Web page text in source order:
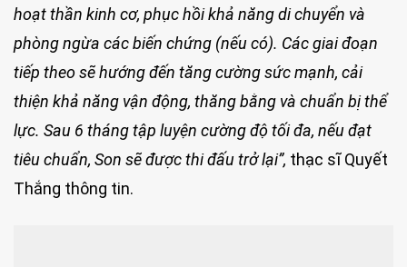
hoạt thần kinh cơ, phục hồi khả năng di chuyển và
phòng ngừa các biến chứng (nếu có). Các giai đoạn
tiếp theo sẽ hướng đến tăng cường sức mạnh, cải
thiện khả năng vận động, thăng bằng và chuẩn bị thể
lực. Sau 6 tháng tập luyện cường độ tối đa, nếu đạt
tiêu chuẩn, Son sẽ được thi đấu trở lại”, thạc sĩ Quyết
Thắng thông tin.